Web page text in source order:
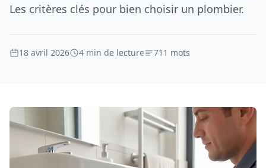
Les critères clés pour bien choisir un plombier.
18 avril 2026 4 min de lecture 711 mots